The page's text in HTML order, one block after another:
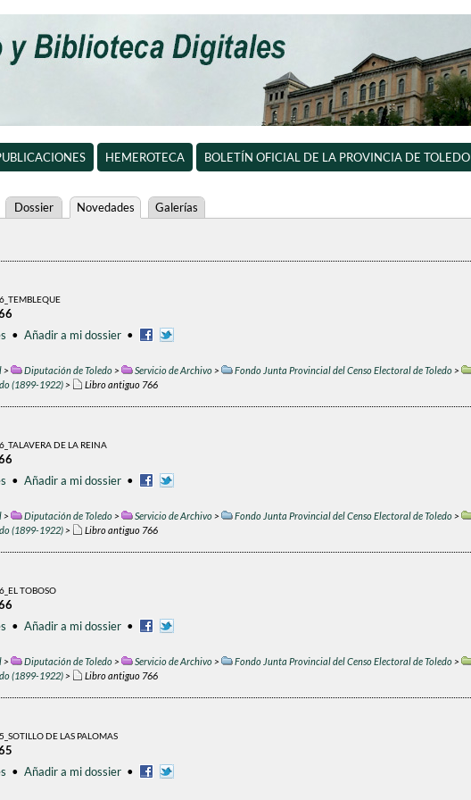
HEMEROTECA BOLETÍN OFICIAL DE LA PROVINCIA DE TOLEDO
Dossier Novedades Galerías
• Añadir a mi dossier •
> Diputación de Toledo> Servicio de Archivo> Fondo Junta Provincial del Censo Electoral de Toledo>
(1899-1922)> Libro antiguo 766
DE LA REINA
• Añadir a mi dossier •
> Diputación de Toledo> Servicio de Archivo> Fondo Junta Provincial del Censo Electoral de Toledo>
(1899-1922)> Libro antiguo 766
TOBOSO
• Añadir a mi dossier •
> Diputación de Toledo> Servicio de Archivo> Fondo Junta Provincial del Censo Electoral de Toledo>
(1899-1922)> Libro antiguo 766
DE LAS PALOMAS
• Añadir a mi dossier •